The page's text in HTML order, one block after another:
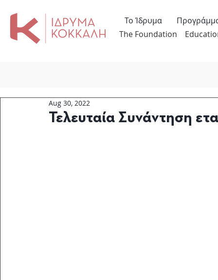
The Foundation
Το Ίδρυμα
Τελευταία Συνάντηση
Aug 30, 2022